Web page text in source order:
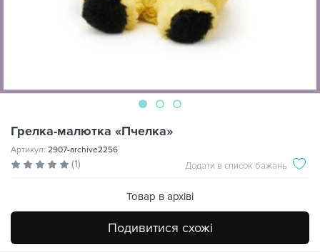
Грелка-малютка «Пчелка»
Артикул: 2907-archive2256
(1) Додати в список бажань
Товар в архіві
Подивитися схожі